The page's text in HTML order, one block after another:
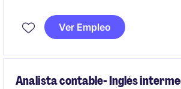
cumplimiento de los límites
desarrollando herramientas de
compañía.
Ver Empleo
Analista contable- Inglés